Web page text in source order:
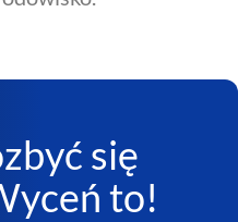
się
to!